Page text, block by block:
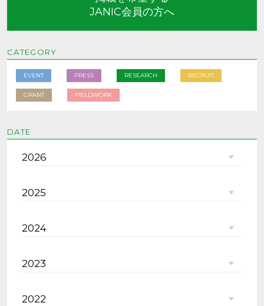
JANIC会員の方へ
CATEGORY
EVENT PRESS RESEARCH RECRUIT
GRANT FIELDWORK
DATE
2026
2025
2024
2023
2022